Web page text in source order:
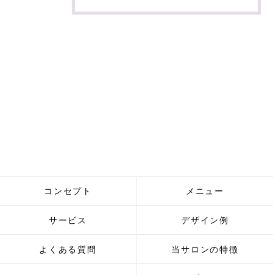
コンセプト メニュー
サービス デザイン例
よくある質問 当サロンの特徴